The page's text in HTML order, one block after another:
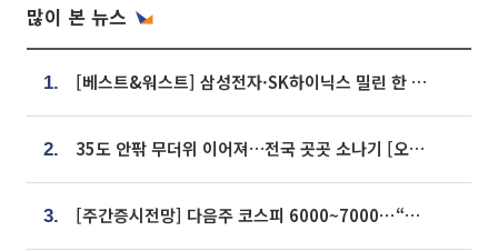
많이 본 뉴스
1. [베스트&워스트] 삼성전자·SK하이닉스 밀린 한 주…상상인증권은 85% 급등
2. 35도 안팎 무더위 이어져…전국 곳곳 소나기 [오늘 날씨]
3. [주간증시전망] 다음주 코스피 6000~7000⋯“外人 수급은 정책이 변수”